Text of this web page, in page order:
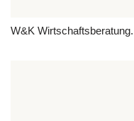
W&K Wirtschaftsberatung.